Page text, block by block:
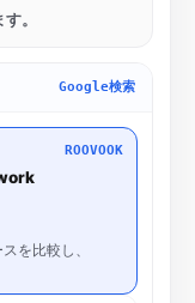
。
Google検索
ROOVOOK
を比較し、